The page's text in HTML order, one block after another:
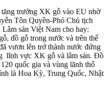
tăng trưởng XK gỗ vào EU nhờ
Tôn Quyền-Phó Chủ tịch
sản Việt Nam cho hay:
đồ gỗ trong nước và trên thế
vươn lên trở thành nước đứng
lĩnh vực XK gỗ và lâm sản. Đồ
quốc gia và vùng lãnh thổ
là Hoa Kỳ, Trung Quốc, Nhật